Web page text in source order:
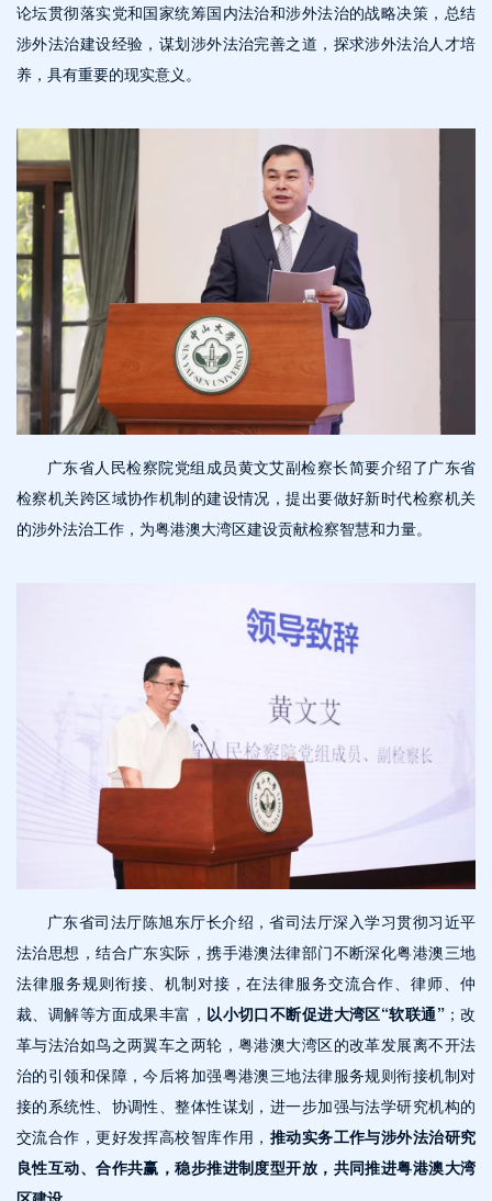
论坛贯彻落实党和国家统筹国内法治和涉外法治的战略决策，总结
涉外法治建设经验，谋划涉外法治完善之道，探求涉外法治人才培
养，具有重要的现实意义。
广东省人民检察院党组成员黄文艾副检察长简要介绍了广东省
检察机关跨区域协作机制的建设情况，提出要做好新时代检察机关
的涉外法治工作，为粤港澳大湾区建设贡献检察智慧和力量。
广东省司法厅陈旭东厅长介绍，省司法厅深入学习贯彻习近平
法治思想，结合广东实际，携手港澳法律部门不断深化粤港澳三地
法律服务规则衔接、机制对接，在法律服务交流合作、律师、仲
裁、调解等方面成果丰富， 以小切口不断促进大湾区“软联通”；改
革与法治如鸟之两翼车之两轮，粤港澳大湾区的改革发展离不开法
治的引领和保障，今后将加强粤港澳三地法律服务规则衔接机制对
接的系统性、协调性、整体性谋划，进一步加强与法学研究机构的
交流合作，更好发挥高校智库作用， 推动实务工作与涉外法治研究
良性互动、合作共赢，稳步推进制度型开放，共同推进粤港澳大湾